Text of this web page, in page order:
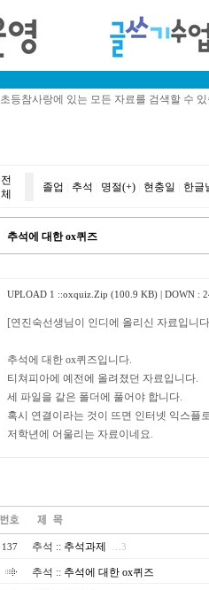
초등참사랑에 있는 모든 자료를 검색할 수
전
체
졸업 추석 명절(+) 현충일 한글
추석에 대한 ox퀴즈
UPLOAD 1 ::oxquiz.Zip (100.9 KB) | DOWN :
[연진숙선생님이 인디에 올리신 자료입니
추석에 대한 ox퀴즈입니다.
티쳐피아에 예전에 올려졌던 자료입니다.
세 파일을 같은 폴더에 풀어야 합니다.
혹시 연결이라는 것이 뜨면 인터넷 익스플
저학년에 어울리는 자료이네요.
137 추석 :: 추석과제 …3
추석 :: 추석에 대한 ox퀴즈